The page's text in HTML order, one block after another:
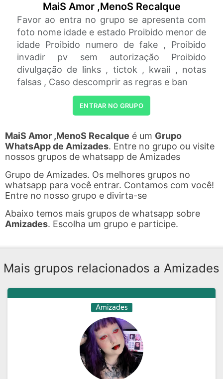
MaiS Amor ,MenoS Recalque
Favor ao entra no grupo se apresenta com
foto nome idade e estado Proibido menor de
idade Proibido numero de fake , Proibido
invadir pv sem autorização Proibido
divulgação de links , tictok , kwaii , notas
falsas , Caso descomprir as regras e ban
ENTRAR NO GRUPO
MaiS Amor ,MenoS Recalque é um Grupo
WhatsApp de Amizades. Entre no grupo ou visite
nossos grupos de whatsapp de Amizades
Grupo de Amizades. Os melhores grupos no
whatsapp para você entrar. Contamos com você!
Entre no nosso grupo e divirta-se
Abaixo temos mais grupos de whatsapp sobre
Amizades. Escolha um grupo e participe.
Mais grupos relacionados a Amizades
Amizades